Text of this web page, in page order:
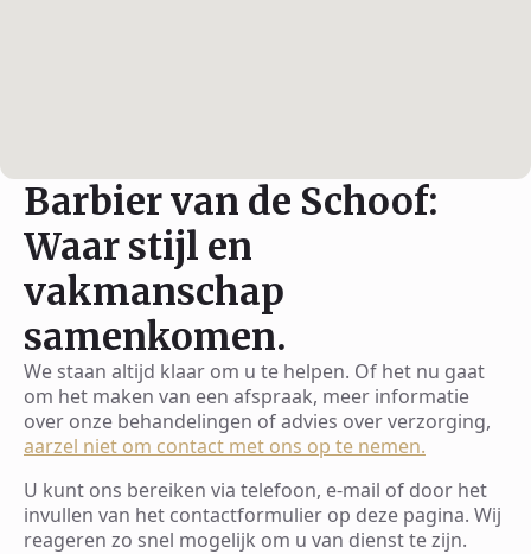
Barbier van de Schoof:
Waar stijl en
vakmanschap
samenkomen.
We staan altijd klaar om u te helpen. Of het nu gaat
om het maken van een afspraak, meer informatie
over onze behandelingen of advies over verzorging,
aarzel niet om contact met ons op te nemen.
U kunt ons bereiken via telefoon, e-mail of door het
invullen van het contactformulier op deze pagina. Wij
reageren zo snel mogelijk om u van dienst te zijn.